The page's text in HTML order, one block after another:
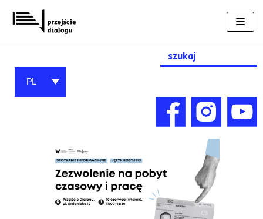
Przejdź
do
Search
for:
PL